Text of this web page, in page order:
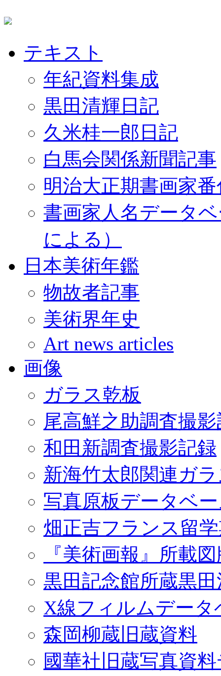
テキスト
年紀資料集成
黒田清輝日記
久米桂一郎日記
白馬会関係新聞記事
明治大正期書画家
書画家人名データ
による）
日本美術年鑑
物故者記事
美術界年史
Art news articles
画像
ガラス乾板
尾高鮮之助調査撮
和田新調査撮影記録
新海竹太郎関連ガ
写真原板データベ
畑正吉フランス留
『美術画報』所載
黒田記念館所蔵黒
X線フィルムデータ
森岡柳蔵旧蔵資料
國華社旧蔵写真資